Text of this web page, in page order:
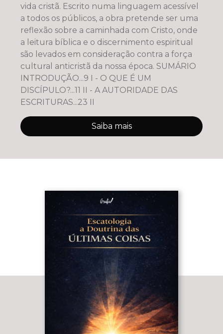
vida cristã. Escrito numa linguagem acessível
a todos os públicos, a obra pretende ser uma
reflexão sobre a caminhada com Cristo, onde
a leitura bíblica e o discernimento espiritual
são levados em consideração contra a força
cultural anticristã da nossa época. SUMÁRIO
INTRODUÇÃO...9 I - O QUE É UM
DISCÍPULO?...11 II - A AUTORIDADE DAS
ESCRITURAS...23 II
Saiba mais